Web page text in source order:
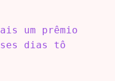
um prêmio
dias tô